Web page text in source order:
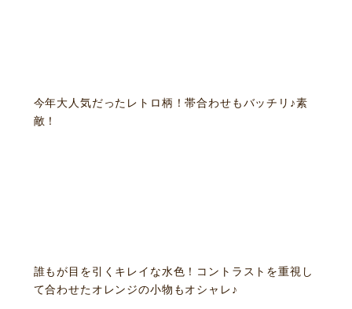
今年大人気だったレトロ柄！帯合わせもバッチリ♪素
敵！
誰もが目を引くキレイな水色！コントラストを重視し
て合わせたオレンジの小物もオシャレ♪